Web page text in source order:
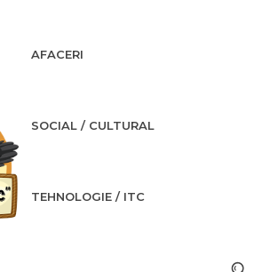
AFACERI
SOCIAL / CULTURAL
TEHNOLOGIE / ITC